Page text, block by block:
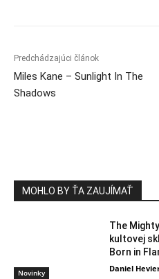
Predchádzajúci článok
Miles Kane – Sunlight In The
Shadows
MOHLO BY ŤA ZAUJÍMAŤ
Novinky
The
kultovej
Born in
Daniel